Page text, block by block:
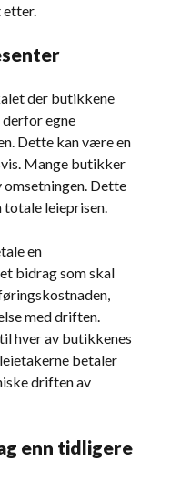
etter.
der butikkene
egne
Dette kan være en
Mange butikker
omsetningen. Dette
totale leieprisen.
en
bidrag som skal
med driften.
hver av butikkenes
betaler
driften av
enn tidligere